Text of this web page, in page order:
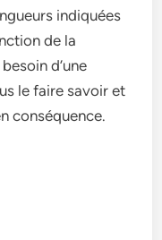
indiquées
de la
d’une
le faire savoir et
conséquence.